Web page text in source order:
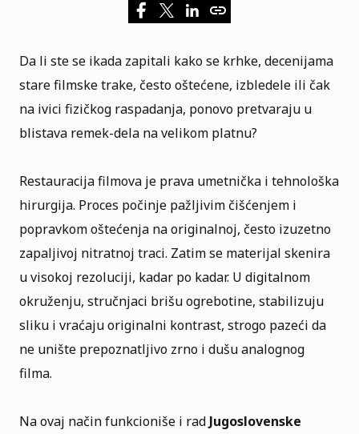
Da li ste se ikada zapitali kako se krhke, decenijama
stare filmske trake, često oštećene, izbledele ili čak
na ivici fizičkog raspadanja, ponovo pretvaraju u
blistava remek-dela na velikom platnu?
Restauracijafilmova je prava umetnička i tehnološka
hirurgija. Proces počinje pažljivim čišćenjem i
popravkom oštećenja na originalnoj, često izuzetno
zapaljivoj nitratnoj traci. Zatim se materijal skenira
u visokoj rezoluciji, kadar po kadar. U digitalnom
okruženju, stručnjaci brišu ogrebotine, stabilizuju
sliku i vraćaju originalni kontrast, strogo pazeći da
ne unište prepoznatljivo zrno i dušu analognog
filma.
Na ovaj način funkcioniše i rad Jugoslovenske